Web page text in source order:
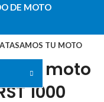
DE MOTO
DE MOTO
TASAMOS TU MOTO
de moto
1000